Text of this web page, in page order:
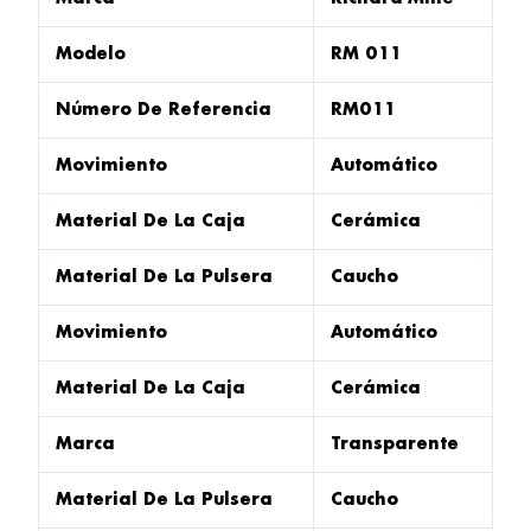
Modelo RM 011
Número De Referencia RM011
Movimiento Automático
Material De La Caja Cerámica
Material De La Pulsera Caucho
Movimiento Automático
Material De La Caja Cerámica
Marca Transparente
Material De La Pulsera Caucho